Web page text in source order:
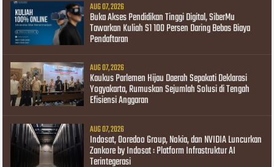
AUG 07, 2026
Buka Akses Pendidikan Tinggi Digital, SiberMu
Tawarkan Kuliah S1 100 Persen Daring Bebas Biaya
Pendaftaran
AUG 07, 2026
Kaukus Parlemen Hijau Daerah Sepakati Deklarasi
Yogyakarta, Rumuskan Sejumlah Solusi di Tengah
Efisiensi Anggaran
AUG 07, 2026
Indosat, Ooredoo Group, Nokia, dan NVIDIA Luncurkan
Zankore by Indosat : Platform Infrastruktur AI
Terintegerasi